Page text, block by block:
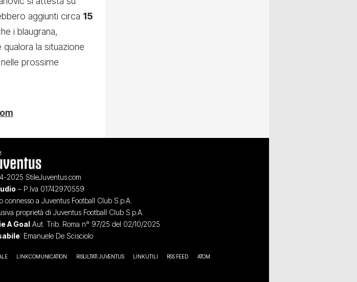
aggiunti circa 15
i blaugrana,
la situazione
prossime
2025 StileJuventus.com
– P.Iva 01742970559
a Juventus Football Club S.p.A.
proprietà di Juventus Football Club S.p.A.
A GoalAut. Trib. Roma n° 97/25 del 02/10/2025
: Emanuele De Scisciolo
LINK COMUNICATION RISULTATI JUVENTUS LINK UTILI RSS FEED ATOM